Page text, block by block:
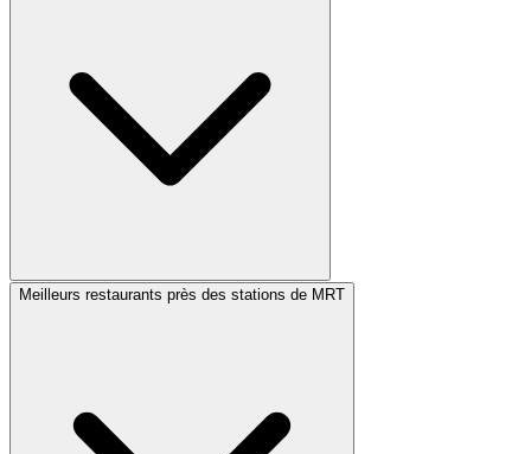
Meilleurs restaurants près des stations de MRT